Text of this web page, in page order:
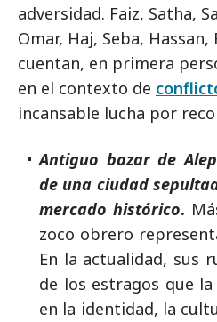
adversidad. Faiz, Satha,
Omar, Haj, Seba,
cuentan, en primera
en el contexto de
incansable lucha por
Antiguo bazar de
de una ciudad
mercado histórico.
zoco obrero
En la actualidad, sus
de los estragos que
en la identidad, la